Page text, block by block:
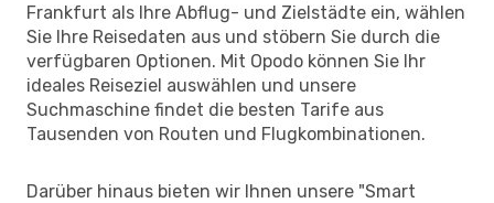
Frankfurt als Ihre Abflug- und Zielstädte ein, wählen
Sie Ihre Reisedaten aus und stöbern Sie durch die
verfügbaren Optionen. Mit Opodo können Sie Ihr
ideales Reiseziel auswählen und unsere
Suchmaschine findet die besten Tarife aus
Tausenden von Routen und Flugkombinationen.
Darüber hinaus bieten wir Ihnen unsere "Smart